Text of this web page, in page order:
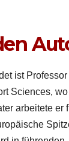
ist
Sci­ences,
arbeit­ete